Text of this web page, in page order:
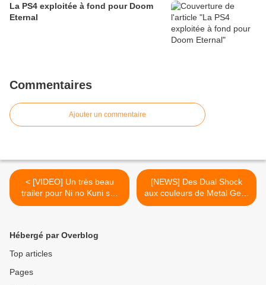
La PS4 exploitée à fond pour Doom
Eternal
Commentaires
Ajouter un commentaire
< [VIDEO] Un très beau
trailer pour Ni no Kuni sur
PS3
[NEWS] Des Dual Shock
aux couleurs de Metal Gear
Solid Peace Walker et
Hébergé par Overblog
Top articles
Pages